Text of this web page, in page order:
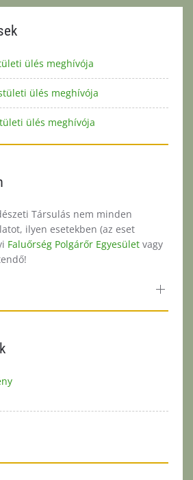
ülés meghívója
ülés meghívója
ülés meghívója
Társulás nem minden
ilyen esetekben (az eset
Faluőrség Polgárőr Egyesület vagy